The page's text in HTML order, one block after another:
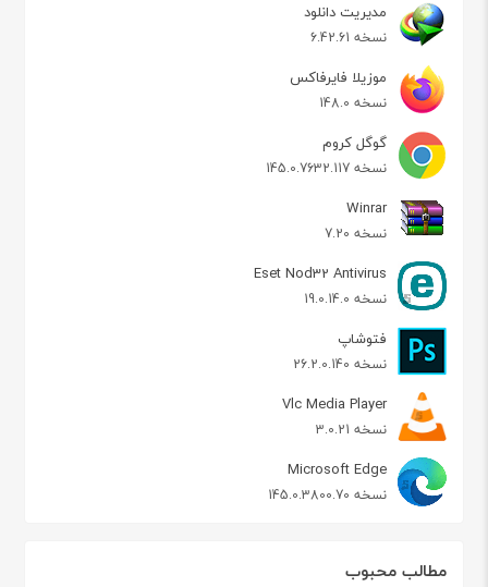
مدیریت دانلود
نسخه 6.42.61
موزیلا فایرفاکس
نسخه 148.0
گوگل کروم
نسخه 145.0.7632.117
Winrar
نسخه 7.20
Eset Nod32 Antivirus
نسخه 19.0.14.0
فتوشاپ
نسخه 26.2.0.140
Vlc Media Player
نسخه 3.0.21
Microsoft Edge
نسخه 145.0.3800.70
مطالب محبوب